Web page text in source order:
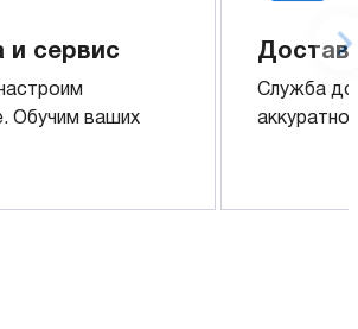
и сервис
Обучим ваших
Служба
аккуратно